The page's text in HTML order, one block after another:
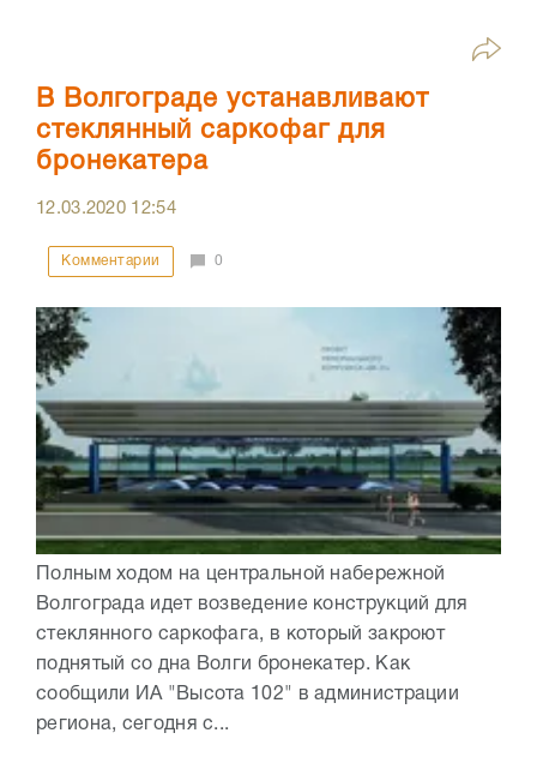
В Волгограде устанавливают
стеклянный саркофаг для
бронекатера
12.03.2020 12:54
Комментарии 0
Полным ходом на центральной набережной
Волгограда идет возведение конструкций для
стеклянного саркофага, в который закроют
поднятый со дна Волги бронекатер. Как
сообщили ИА "Высота 102" в администрации
региона, сегодня с...